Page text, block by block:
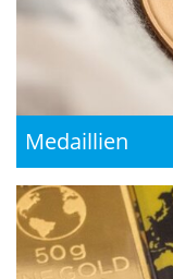
Medaillien